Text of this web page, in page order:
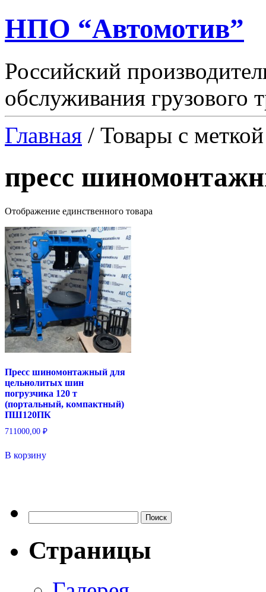
НПО “Автомотив”
Российский
обслуживания грузового
Главная / Товары с
пресс
Отображение единственного товара
Пресс шиномонтажный для
цельнолитых шин
погрузчика 120 т
(портальный, компактный)
ПШ120ПК
711000,00 ₽
В корзину
Страницы